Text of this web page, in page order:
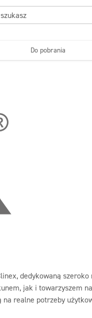
Do pobrania
dedykowaną
jak i towarzyszem
realne potrzeby